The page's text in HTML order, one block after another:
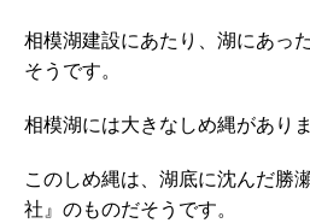
相模湖建設にあたり、湖にあっ
そうです。
相模湖には大きなしめ縄がありま
このしめ縄は、湖底に沈んだ勝
社』のものだそうです。